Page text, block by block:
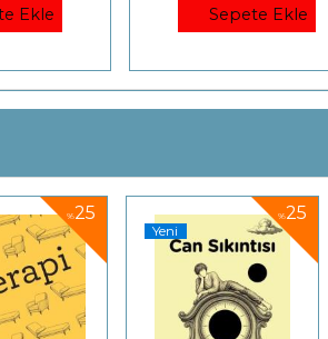
Ekle
Sepete Ekle
%25
Yeni Yeni